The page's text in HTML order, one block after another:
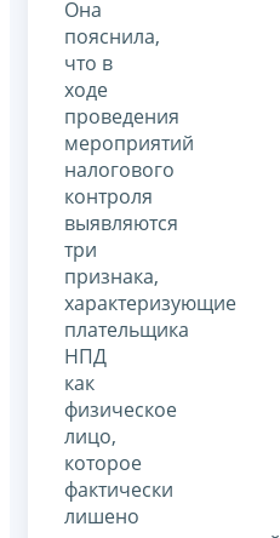
Она
пояснила,
что в
ходе
проведения
мероприятий
налогового
контроля
выявляются
три
признака,
характеризующие
плательщика
НПД
как
физическое
лицо,
которое
фактически
лишено